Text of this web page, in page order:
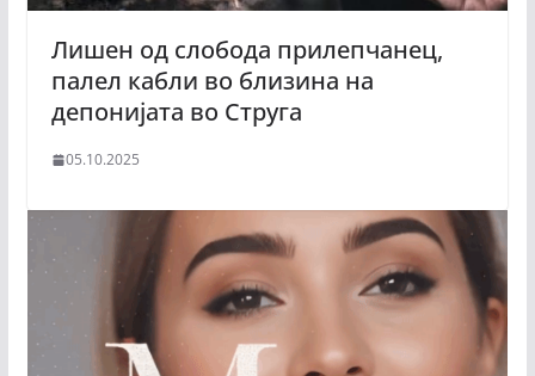
Лишен од слобода прилепчанец,
палел кабли во близина на
депонијата во Струга
05.10.2025